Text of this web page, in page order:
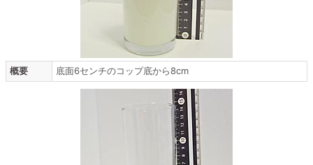
概要 底面6センチのコップ底から8cm